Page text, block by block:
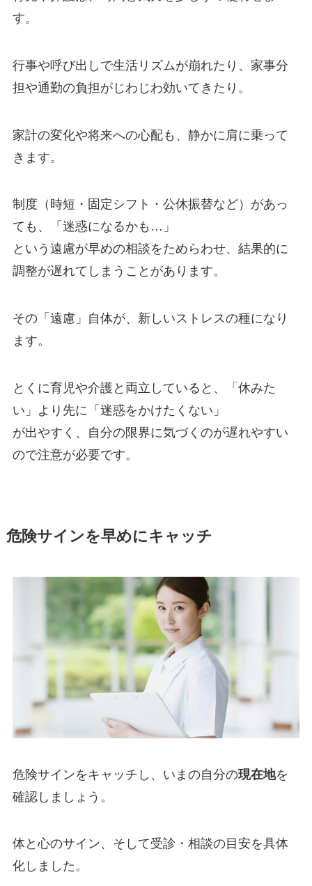
す。
行事や呼び出しで生活リズムが崩れたり、家事分
担や通勤の負担がじわじわ効いてきたり。
家計の変化や将来への心配も、静かに肩に乗って
きます。
制度（時短・固定シフト・公休振替など）があっ
ても、「迷惑になるかも…」
という遠慮が早めの相談をためらわせ、結果的に
調整が遅れてしまうことがあります。
その「遠慮」自体が、新しいストレスの種になり
ます。
とくに育児や介護と両立していると、「休みた
い」より先に「迷惑をかけたくない」
が出やすく、自分の限界に気づくのが遅れやすい
ので注意が必要です。
危険サインを早めにキャッチ
危険サインをキャッチし、いまの自分の現在地を
確認しましょう。
体と心のサイン、そして受診・相談の目安を具体
化しました。